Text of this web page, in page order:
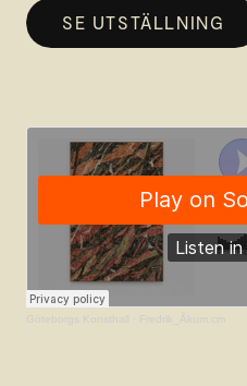
SE UTSTÄLLNING
Göteborgs Konsthall Fredrik_Åkum.cm